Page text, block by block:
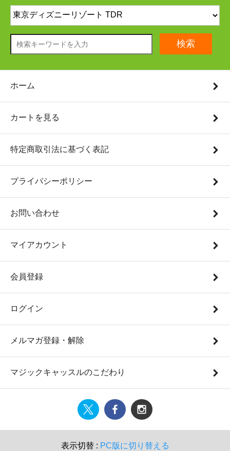
検索
ホーム
カートを見る
特定商取引法に基づく表記
プライバシーポリシー
お問い合わせ
マイアカウント
会員登録
ログイン
メルマガ登録・解除
マジックキャッスルのこだわり
表示切替 : PC版に切り替える